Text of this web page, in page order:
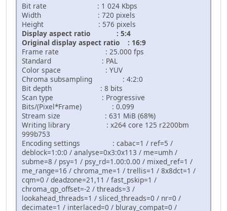
Bit rate : 1 024 Kbps
Width : 720 pixels
Height : 576 pixels
Display aspect ratio : 5:4
Original display aspect ratio : 16:9
Frame rate : 25.000 fps
Standard : PAL
Color space : YUV
Chroma subsampling : 4:2:0
Bit depth : 8 bits
Scan type : Progressive
Bits/(Pixel*Frame) : 0.099
Stream size : 631 MiB (68%)
Writing library : x264 core 125 r2200bm
999b753
Encoding settings : cabac=1 / ref=5 /
deblock=1:0:0 / analyse=0x3:0x113 / me=umh /
subme=8 / psy=1 / psy_rd=1.00:0.00 / mixed_ref=1 /
me_range=16 / chroma_me=1 / trellis=1 / 8x8dct=1 /
cqm=0 / deadzone=21,11 / fast_pskip=1 /
chroma_qp_offset=-2 / threads=3 /
lookahead_threads=1 / sliced_threads=0 / nr=0 /
decimate=1 / interlaced=0 / bluray_compat=0 /